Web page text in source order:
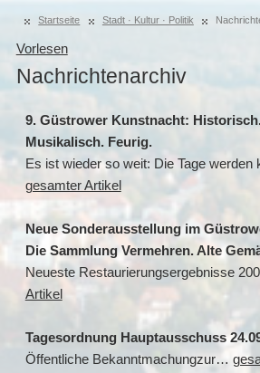
Startseite Stadt · Kultur · Politik
Vorlesen
Nachrichtenarchiv
9. Güstrower Kunstnacht:
Musikalisch. Feurig.
Es ist wieder so weit: Die Tage
gesamter Artikel
Neue Sonderausstellung im
Die Sammlung Vermehren. Alte
Neueste Restaurierungsergebnisse
Artikel
Tagesordnung Hauptausschuss
Öffentliche Bekanntmachungzur…